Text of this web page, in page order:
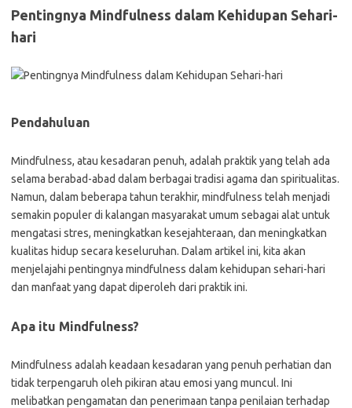
Pentingnya Mindfulness dalam Kehidupan Sehari-
hari
Pendahuluan
Mindfulness, atau kesadaran penuh, adalah praktik yang telah ada
selama berabad-abad dalam berbagai tradisi agama dan spiritualitas.
Namun, dalam beberapa tahun terakhir, mindfulness telah menjadi
semakin populer di kalangan masyarakat umum sebagai alat untuk
mengatasi stres, meningkatkan kesejahteraan, dan meningkatkan
kualitas hidup secara keseluruhan. Dalam artikel ini, kita akan
menjelajahi pentingnya mindfulness dalam kehidupan sehari-hari
dan manfaat yang dapat diperoleh dari praktik ini.
Apa itu Mindfulness?
Mindfulness adalah keadaan kesadaran yang penuh perhatian dan
tidak terpengaruh oleh pikiran atau emosi yang muncul. Ini
melibatkan pengamatan dan penerimaan tanpa penilaian terhadap